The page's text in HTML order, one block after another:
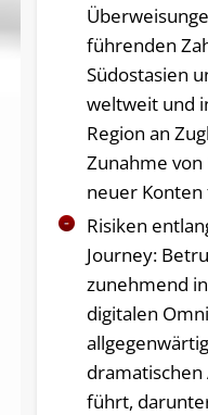
führenden
Südostasien
weltweit und
Region an
Zunahme
neuer
Risiken
Journey:
zunehmend
digitalen
führt,